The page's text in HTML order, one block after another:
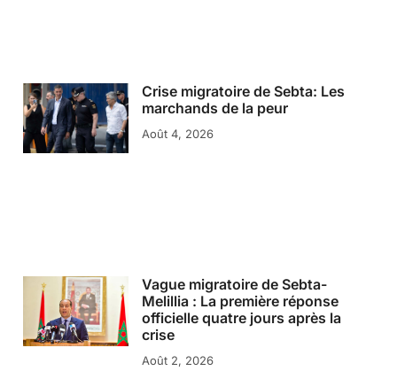
Crise migratoire de Sebta: Les
marchands de la peur
Août 4, 2026
Vague migratoire de Sebta-
Melillia : La première réponse
officielle quatre jours après la
crise
Août 2, 2026